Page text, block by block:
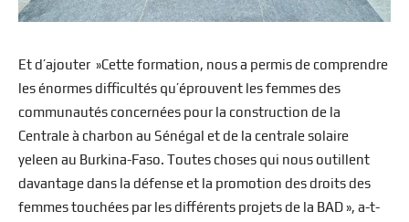
Et d’ajouter »Cette formation, nous a permis de comprendre
les énormes difficultés qu’éprouvent les femmes des
communautés concernées pour la construction de la
Centrale à charbon au Sénégal et de la centrale solaire
yeleen au Burkina-Faso. Toutes choses qui nous outillent
davantage dans la défense et la promotion des droits des
femmes touchées par les différents projets de la BAD », a-t-